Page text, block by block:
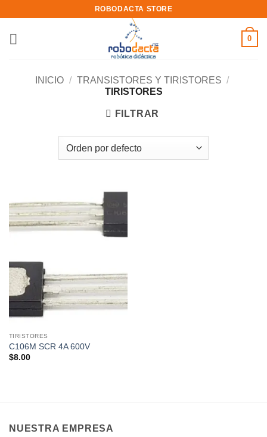
content
ROBODACTA STORE
0
INICIO / TRANSISTORES Y TIRISTORES /
TIRISTORES
FILTRAR
TIRISTORES
C106M SCR 4A 600V
$8.00
NUESTRA EMPRESA